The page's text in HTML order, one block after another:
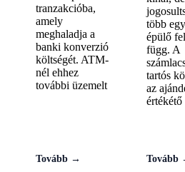
tranzakcióba,
amely
meghaladja a
banki konverzió
költségét. ATM-
nél ehhez
további üzemelt
Tovább →
több
épülő
függ. A
tartós
az
értékétő
Tovább